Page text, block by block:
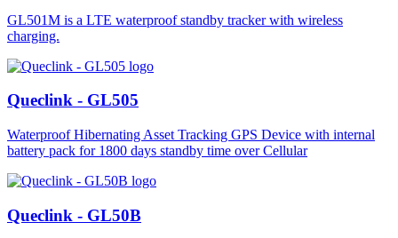
GL501M is a LTE waterproof standby tracker with wireless
charging.
Queclink - GL505
Waterproof Hibernating Asset Tracking GPS Device with internal
battery pack for 1800 days standby time over Cellular
Queclink - GL50B